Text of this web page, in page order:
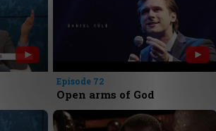
Episode 72
Open arms of God